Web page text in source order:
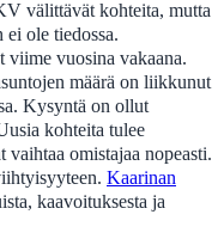
välittävät kohteita, mutta
ei ole tiedossa.
viime vuosina vakaana.
määrä on liikkunut
Kysyntä on ollut
kohteita tulee
omistajaa nopeasti.
Kaarinan
kaavoituksesta ja